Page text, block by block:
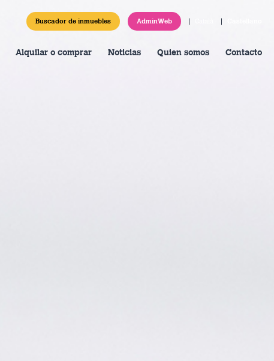
Buscador de inmuebles AdminWeb
Alquilar o comprar Noticias Quien somos Contacto